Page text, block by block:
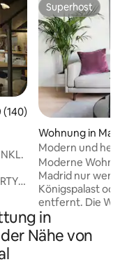
Bewertung:
(140)
Superhost
Superhost
Wohnung in
Modern und hell
Stadtzentrum
Moderne
Madrid nur
Königspalast oder
entfernt. Die
eingerichtet und
Die Wohnung
Schlafzimmer,
in
Nähe von